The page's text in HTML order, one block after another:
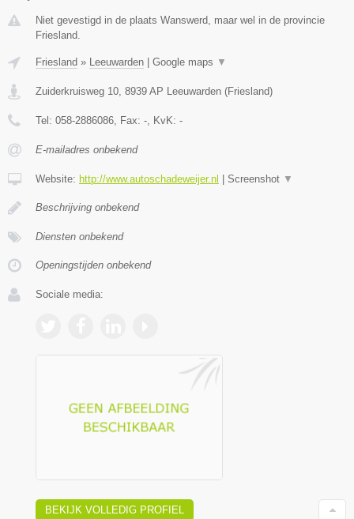
Niet gevestigd in de plaats Wanswerd, maar wel in de provincie
Friesland.
Friesland » Leeuwarden Google maps ▼
Zuiderkruisweg 10, 8939 AP Leeuwarden (Friesland)
Tel: 058-2886086, Fax: -, KvK: -
E-mailadres onbekend
Website: http://www.autoschadeweijer.nl Screenshot ▼
Beschrijving onbekend
Diensten onbekend
Openingstijden onbekend
Sociale media:
BEKIJK VOLLEDIG PROFIEL